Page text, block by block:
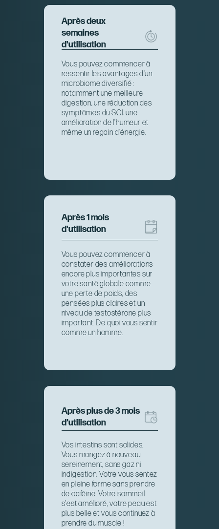
Après deux
semaines
d'utilisation
Vous pouvez commencer à
ressentir les avantages d'un
microbiome diversifié :
notamment une meilleure
digestion, une réduction des
symptômes du SCI, une
amélioration de l'humeur et
même un regain d'énergie.
Après 1 mois
d'utilisation
Vous pouvez commencer à
constater des améliorations
encore plus importantes sur
votre santé globale comme
une perte de poids, des
pensées plus claires et un
niveau de testostérone plus
important. De quoi vous sentir
comme un homme.
Après plus de 3 mois
d’utilisation
Vos intestins sont solides.
Vous mangez à nouveau
sereinement, sans gaz ni
indigestion. Votre vous sentez
en pleine forme sans prendre
de caféine. Votre sommeil
s'est amélioré, votre peau est
plus belle et vous continuez à
prendre du muscle !